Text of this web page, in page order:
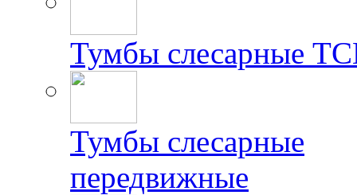
Тумбы слесарные
Тумбы слесарные
передвижные